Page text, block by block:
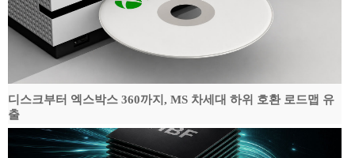
디스크부터 엑스박스 360까지, MS 차세대 하위 호환 로드맵 유
출